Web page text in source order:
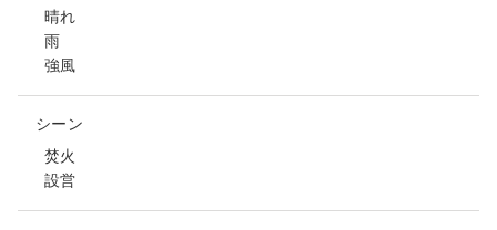
晴れ
雨
強風
シーン
焚火
設営